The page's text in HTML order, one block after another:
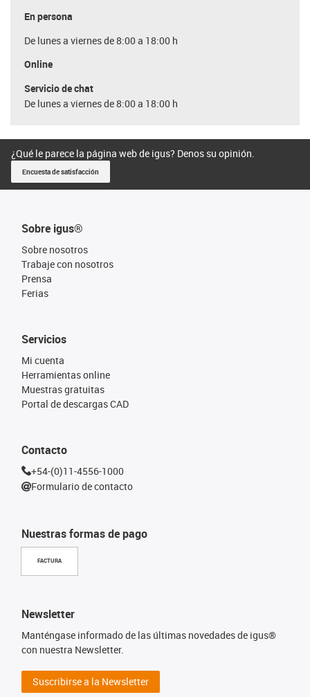
En persona
De lunes a viernes de 8:00 a 18:00 h
Online
Servicio de chat
De lunes a viernes de 8:00 a 18:00 h
¿Qué le parece la página web de igus? Denos su opinión.
Encuesta de satisfacción
Sobre igus®
Sobre nosotros
Trabaje con nosotros
Prensa
Ferias
Nuestras formas de pago
FACTURA
Servicios
Mi cuenta
Herramientas online
Muestras gratuitas
Portal de descargas CAD
Contacto
+54-(0)11-4556-1000
Formulario de contacto
Newsletter
Manténgase informado de las últimas novedades de igus®
con nuestra Newsletter.
Suscribirse a la Newsletter